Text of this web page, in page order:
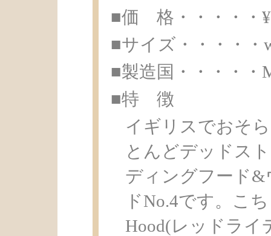
■価 格・・・・・
■サイズ・・・・・
■製造国・・・・・
■特 徴
イギリスでおそ
とんどデッドス
ディングフード
ドNo.4です。こ
Hood(レッドライ